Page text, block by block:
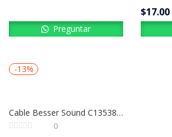
Preguntar
$17.00
-13%
Cable Besser Sound C13538 | 3.5 mm Estéreo a 2 Plug 1/4 Macho | Stereo 1.5 Metros
0